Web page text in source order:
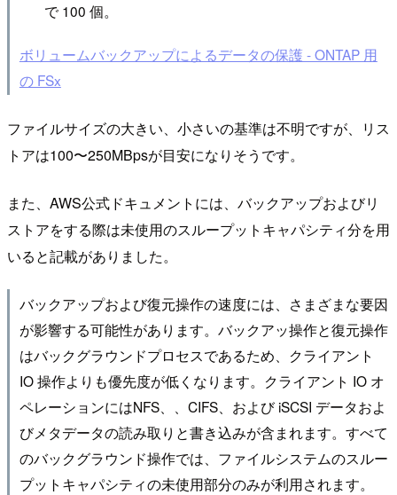
で 100 個。
ボリュームバックアップによるデータの保護 - ONTAP 用
の FSx
ファイルサイズの大きい、小さいの基準は不明ですが、リス
トアは100〜250MBpsが目安になりそうです。
また、AWS公式ドキュメントには、バックアップおよびリ
ストアをする際は未使用のスループットキャパシティ分を用
いると記載がありました。
バックアップおよび復元操作の速度には、さまざまな要因
が影響する可能性があります。バックアッ操作と復元操作
はバックグラウンドプロセスであるため、クライアント
IO 操作よりも優先度が低くなります。クライアント IO オ
ペレーションにはNFS、、CIFS、および iSCSI データおよ
びメタデータの読み取りと書き込みが含まれます。すべて
のバックグラウンド操作では、ファイルシステムのスルー
プットキャパシティの未使用部分のみが利用されます。